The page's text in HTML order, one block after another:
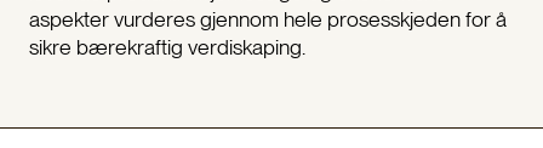
aspekter vurderes gjennom hele prosesskjeden for å
sikre bærekraftig verdiskaping.